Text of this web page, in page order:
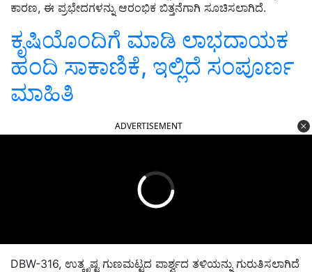
ಕಾರಣ, ಈ ಪ್ರಭೇದಗಳನ್ನು ಆರಂಭಿಕ ಬಿತ್ತನೆಗಾಗಿ ಸೂಚಿಸಲಾಗಿದೆ.
ಕೃಷಿಯೊಂದಿಗೆ ಮಾಡಿ ಲಾಭದಾಯಕ
ಹಂದಿ ಸಾಕಾಣಿಕೆ, ಇಲ್ಲಿದೆ ಸಂಪೂರ್ಣ
ಮಾಹಿತಿ
ADVERTISEMENT
DBW-316, ಉತ್ಕೃಷ್ಟ ಗುಣಮಟ್ಟದ ಪಾರ್ಶ್ವದ ತಳಿಯನ್ನು ಗುರುತಿಸಲಾಗಿದೆ